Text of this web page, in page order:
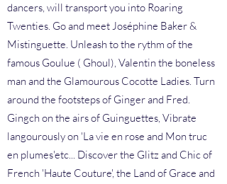
dancers, will transport you into Roaring
Twenties. Go and meet Joséphine Baker &
Mistinguette. Unleash to the rythm of the
famous Goulue ( Ghoul), Valentin the boneless
man and the Glamourous Cocotte Ladies. Turn
around the footsteps of Ginger and Fred.
Gingch on the airs of Guinguettes, Vibrate
langourously on 'La vie en rose and Mon truc
en plumes'etc... Discover the Glitz and Chic of
French 'Haute Couture', the Land of Grace and